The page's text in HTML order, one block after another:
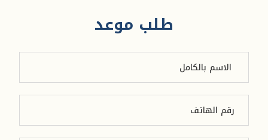
طلب موعد